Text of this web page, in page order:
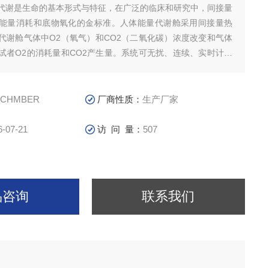
谢是生命的基本形式与特征，在广泛的临床和研究中，间接量
量消耗和底物氧化的金标准。人体能量代谢舱采用间接量热
谢舱气体中O2（氧气）和CO2（二氧化碳）浓度改变和气体
者O2的消耗量和CO2产生量。系统可无扰、连续、实时计算
厂商性质：生产厂家
07-21 访 问 量： 507
询 联系我们